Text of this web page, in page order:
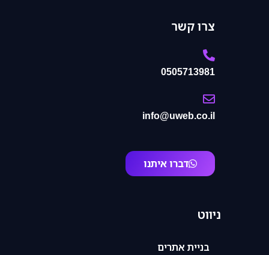
צרו קשר
0505713981
info@uweb.co.il
דברו איתנו
ניווט
בניית אתרים